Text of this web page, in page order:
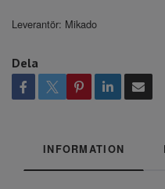
Leverantör: Mikado
Dela
INFORMATION